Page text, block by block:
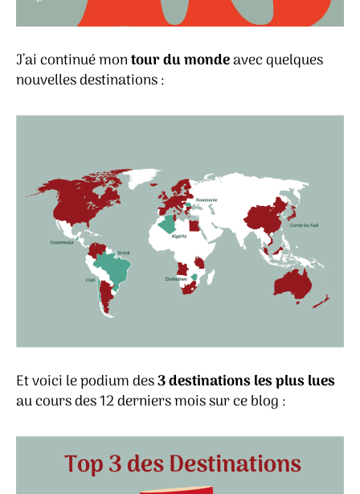
J’ai continué montour du mondeavec quelques
nouvelles destinations :
Et voici le podium des3 destinations les plus lues
au cours des 12 derniers mois sur ce blog :